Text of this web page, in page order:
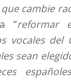
cambie
“reformar
vocales del
sean